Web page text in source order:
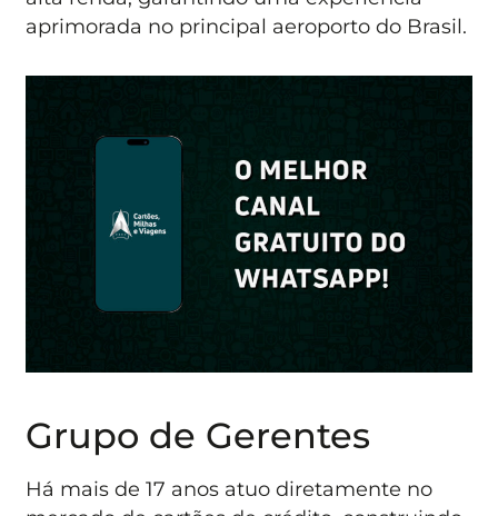
aprimorada no principal aeroporto do Brasil.
Grupo de Gerentes
Há mais de 17 anos atuo diretamente no